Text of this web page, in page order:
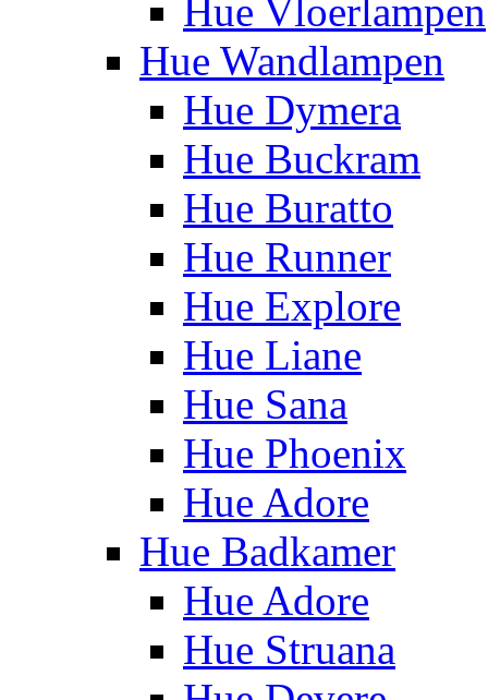
Hue Vloerlampen
Hue Wandlampen
Hue Dymera
Hue Buckram
Hue Buratto
Hue Runner
Hue Explore
Hue Liane
Hue Sana
Hue Phoenix
Hue Adore
Hue Badkamer
Hue Adore
Hue Struana